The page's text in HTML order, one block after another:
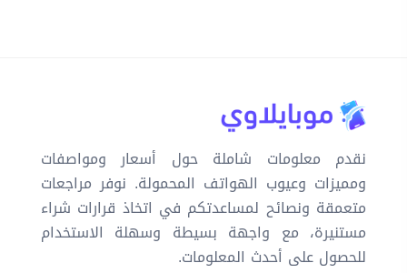
نقدم معلومات شاملة حول أسعار ومواصفات
ومميزات وعيوب الهواتف المحمولة. نوفر مراجعات
متعمقة ونصائح لمساعدتكم في اتخاذ قرارات شراء
مستنيرة، مع واجهة بسيطة وسهلة الاستخدام
للحصول على أحدث المعلومات.